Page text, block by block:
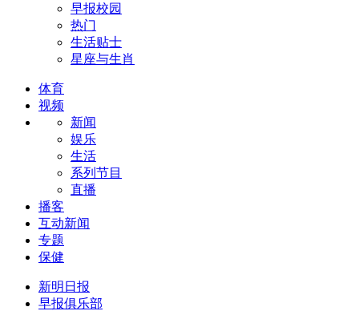
早报校园
热门
生活贴士
星座与生肖
体育
视频
新闻
娱乐
生活
系列节目
直播
播客
互动新闻
专题
保健
新明日报
早报俱乐部